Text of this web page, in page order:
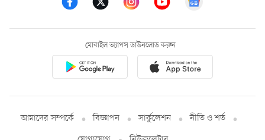
মোবাইল অ্যাপস ডাউনলোড করুন
আমাদের সম্পর্কে বিজ্ঞাপন সার্কুলেশন
নীতি ও শর্ত